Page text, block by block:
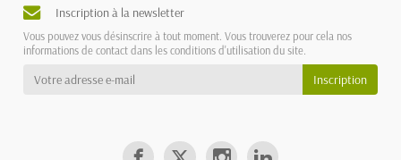
Inscription à la newsletter
Vous pouvez vous désinscrire à tout moment. Vous trouverez pour cela nos
informations de contact dans les conditions d'utilisation du site.